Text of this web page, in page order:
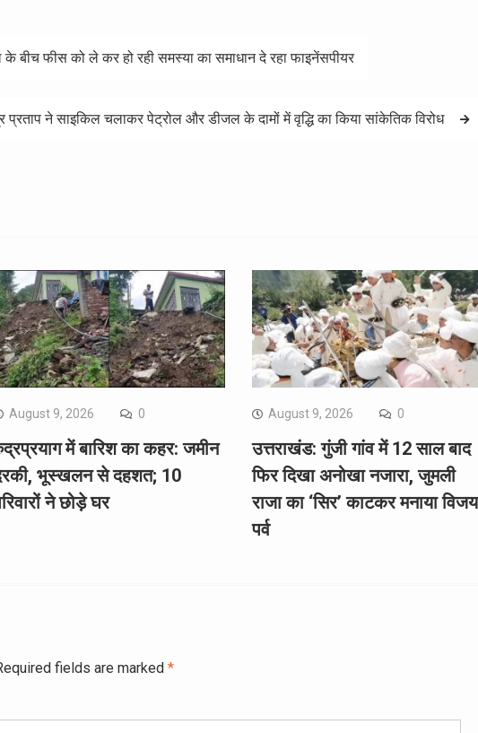
बीच फीस को ले कर हो रही समस्या का समाधान दे रहा फाइनेंसपीयर
प्रताप ने साइकिल चलाकर पेट्रोल और डीजल के दामों में वृद्धि का किया सांकेतिक विरोध
August 9, 2026 0
में बारिश का कहर: जमीन
भूस्खलन से दहशत; 10
ने छोड़े घर
August 9, 2026 0
उत्तराखंड: गुंजी गांव में 12 साल बाद
फिर दिखा अनोखा नजारा, जुमली
राजा का ‘सिर’ काटकर मनाया विजय
पर्व
fields are marked *